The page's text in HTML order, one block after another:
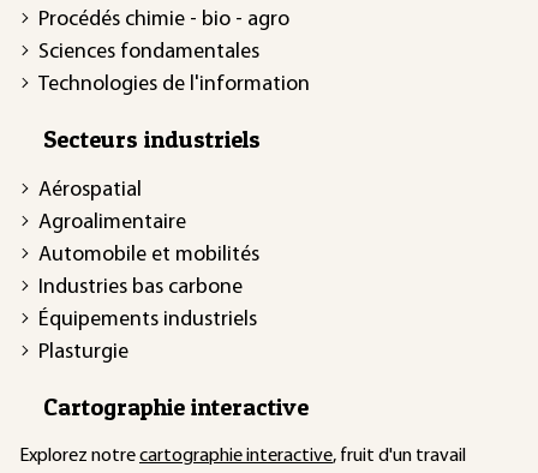
Procédés chimie - bio - agro
Sciences fondamentales
Technologies de l'information
Secteurs industriels
Aérospatial
Agroalimentaire
Automobile et mobilités
Industries bas carbone
Équipements industriels
Plasturgie
Cartographie interactive
Explorez notrecartographie interactive, fruit d'un travail